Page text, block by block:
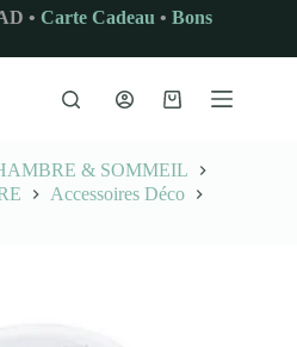
• Carte Cadeau • Bons
Panier
& SOMMEIL
Accessoires Déco